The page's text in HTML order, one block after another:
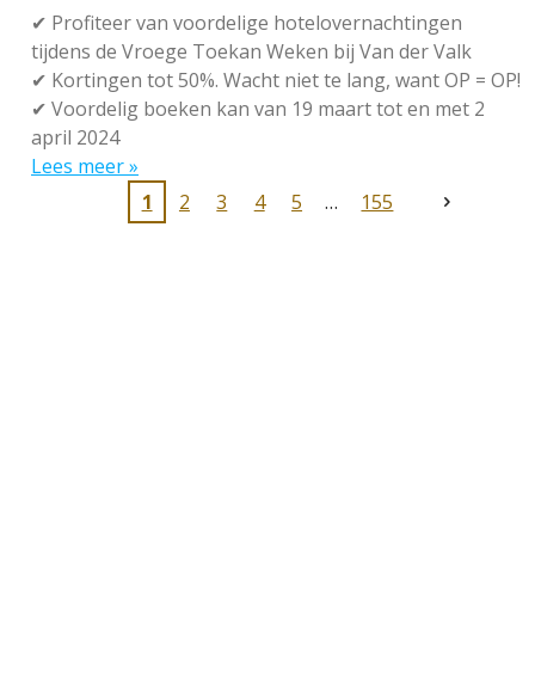
✔ Profiteer van voordelige hotelovernachtingen
tijdens de Vroege Toekan Weken bij Van der Valk
✔ Kortingen tot 50%. Wacht niet te lang, want OP = OP!
✔ Voordelig boeken kan van 19 maart tot en met 2
april 2024
Lees meer »
1
2 3 4 5 155